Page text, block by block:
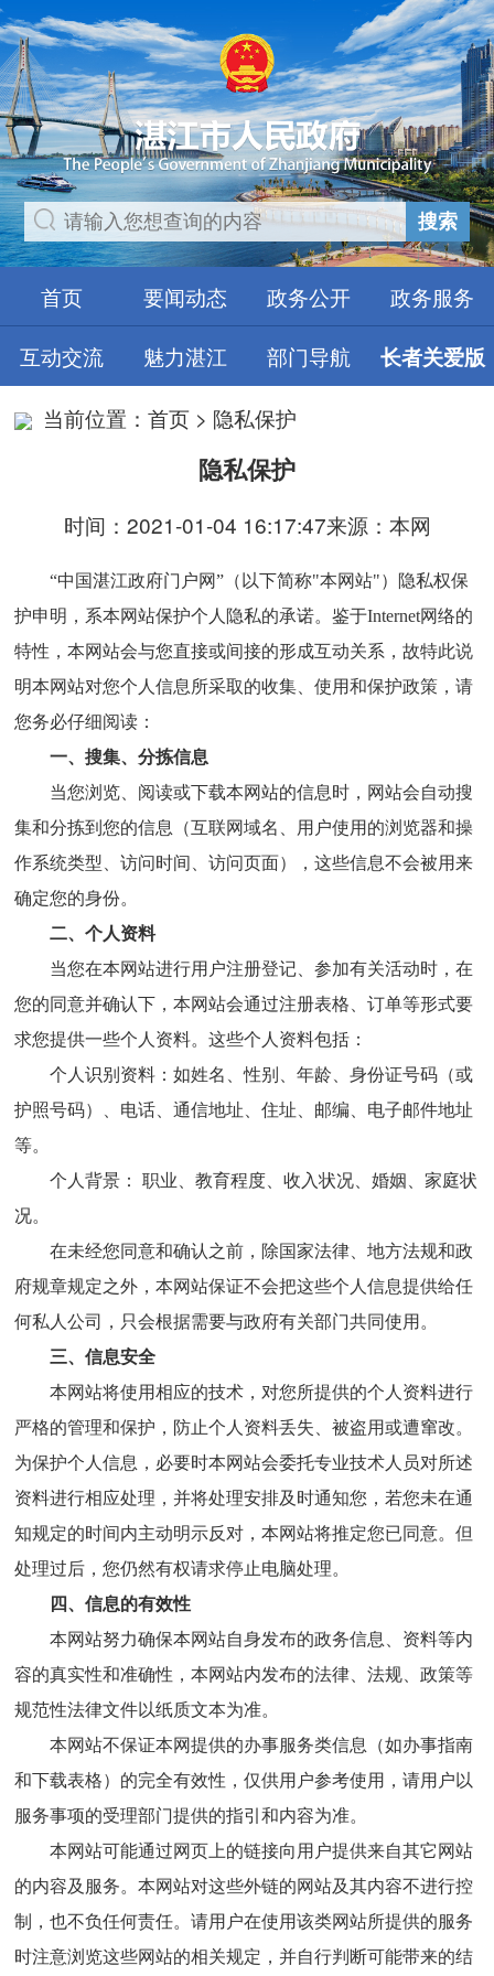
搜索
首页 要闻动态 政务公开
政务服务
互动交流
魅力湛江 部门导航 长者关爱版
当前位置：首页 > 隐私保护
隐私保护
时间：2021-01-04 16:17:47来源：本网
“中国湛江政府门户网”（以下简称"本网站"）隐私权保
护申明，系本网站保护个人隐私的承诺。鉴于Internet网络的
特性，本网站会与您直接或间接的形成互动关系，故特此说
明本网站对您个人信息所采取的收集、使用和保护政策，请
您务必仔细阅读：
一、搜集、分拣信息
当您浏览、阅读或下载本网站的信息时，网站会自动搜
集和分拣到您的信息（互联网域名、用户使用的浏览器和操
作系统类型、访问时间、访问页面），这些信息不会被用来
确定您的身份。
二、个人资料
当您在本网站进行用户注册登记、参加有关活动时，在
您的同意并确认下，本网站会通过注册表格、订单等形式要
求您提供一些个人资料。这些个人资料包括：
个人识别资料：如姓名、性别、年龄、身份证号码（或
护照号码）、电话、通信地址、住址、邮编、电子邮件地址
等。
个人背景： 职业、教育程度、收入状况、婚姻、家庭状
况。
在未经您同意和确认之前，除国家法律、地方法规和政
府规章规定之外，本网站保证不会把这些个人信息提供给任
何私人公司，只会根据需要与政府有关部门共同使用。
三、信息安全
本网站将使用相应的技术，对您所提供的个人资料进行
严格的管理和保护，防止个人资料丢失、被盗用或遭窜改。
为保护个人信息，必要时本网站会委托专业技术人员对所述
资料进行相应处理，并将处理安排及时通知您，若您未在通
知规定的时间内主动明示反对，本网站将推定您已同意。但
处理过后，您仍然有权请求停止电脑处理。
四、信息的有效性
本网站努力确保本网站自身发布的政务信息、资料等内
容的真实性和准确性，本网站内发布的法律、法规、政策等
规范性法律文件以纸质文本为准。
本网站不保证本网提供的办事服务类信息（如办事指南
和下载表格）的完全有效性，仅供用户参考使用，请用户以
服务事项的受理部门提供的指引和内容为准。
本网站可能通过网页上的链接向用户提供来自其它网站
的内容及服务。本网站对这些外链的网站及其内容不进行控
制，也不负任何责任。请用户在使用该类网站所提供的服务
时注意浏览这些网站的相关规定，并自行判断可能带来的结